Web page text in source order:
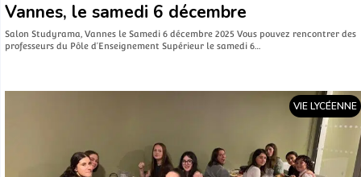
Vannes, le samedi 6 décembre
Salon Studyrama, Vannes le Samedi 6 décembre 2025 Vous pouvez rencontrer des
professeurs du Pôle d’Enseignement Supérieur le samedi 6…
VIE LYCÉENNE